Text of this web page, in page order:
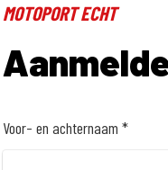
MOTOPORT ECHT
Voor- en achternaam *